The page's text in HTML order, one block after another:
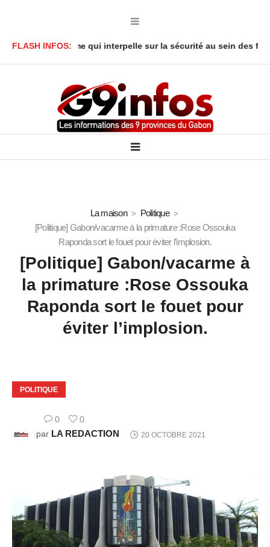
FLASH INFOS:
: Le drame qui interpelle sur la sécurité au sein des foyers
La maison
Politique
[Politique] Gabon/vacarme à la primature :Rose Ossouka
Raponda sort le fouet pour éviter l’implosion.
[Politique] Gabon/vacarme à
la primature :Rose Ossouka
Raponda sort le fouet pour
éviter l’implosion.
POLITIQUE
0
0
par LA REDACTION 20 OCTOBRE 2021